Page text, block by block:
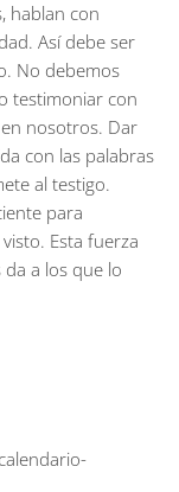
hablan con
Así debe ser
No debemos
testimoniar con
nosotros. Dar
con las palabras
al testigo.
para
Esta fuerza
da a los que lo